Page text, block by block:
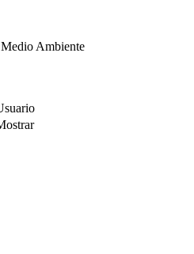
Ambiente